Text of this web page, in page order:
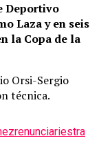
Deportivo
Laza y en seis
la Copa de la
Orsi-Sergio
técnica.
renunciariestra